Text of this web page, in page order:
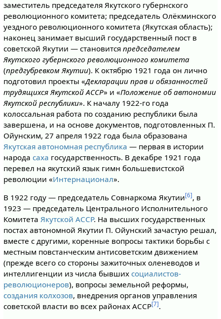
заместитель председателя Якутского губернского
революционного комитета; председатель Олёкминского
уездного революционного комитета (Якутская область);
наконец занимает высший государственный пост в
советской Якутии — становится председателем
Якутского губернского революционного комитета
(предгубревком Якутии). К октябрю 1921 года он лично
подготовил проекты «Декларации прав и обязанностей
трудящихся Якутской АССР» и «Положение об автономии
Якутской республики». К началу 1922-го года
колоссальная работа по созданию республики была
завершена, и на основе документов, подготовленных П.
Ойунским, 27 апреля 1922 года была образована
Якутская автономная республика — первая в истории
народа саха государственность. В декабре 1921 года
перевел на якутский язык гимн большевистской
революции «Интернационал».
В 1922 году — председатель Совнаркома Якутии[6], в
1923 — председатель Центрального Исполнительного
Комитета Якутской АССР. На высших государственных
постах автономной Якутии П. Ойунский зачастую решал,
вместе с другими, коренные вопросы тактики борьбы с
местным повстанческим антисоветским движением
(прежде всего со стороны зажиточных оленеводов и
интеллигенции из числа бывших социалистов-
революционеров), вопросы земельной реформы,
создания колхозов, внедрения органов управления
советской власти во всех районах АССР[7].